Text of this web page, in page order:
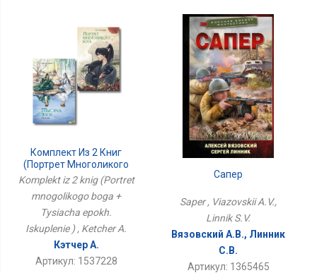
Комплект Из 2 Книг
(Портрет Многоликого
Бога + Тысяча Эпох.
Искупление )
Komplekt iz 2 knig (Portret
mnogolikogo boga +
Tysiacha epokh.
Iskuplenie ) , Ketcher A.
Кэтчер А.
Артикул: 1537228
Сапер
Saper , Viazovskii A.V.,
Linnik S.V.
Вязовский А.В., Линник
С.В.
Артикул: 1365465